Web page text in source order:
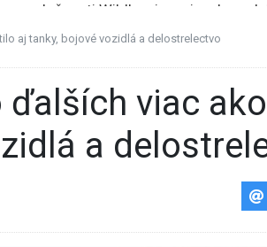
obetí, útočníkom bol 14-ročný žiak
aj tanky, bojové vozidlá a delostrelectvo
a